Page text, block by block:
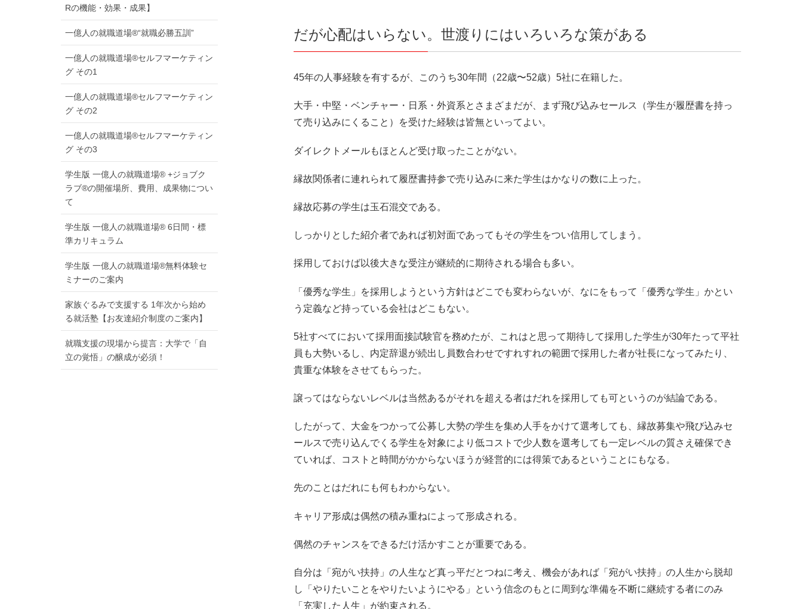
だが心配はいらない。世渡りにはいろいろな策がある
45年の人事経験を有するが、このうち30年間（22歳〜52歳）5社に在籍した。
大手・中堅・ベンチャー・日系・外資系とさまざまだが、まず飛び込みセールス（学生が履歴書を持っ
て売り込みにくること）を受けた経験は皆無といってよい。
ダイレクトメールもほとんど受け取ったことがない。
縁故関係者に連れられて履歴書持参で売り込みに来た学生はかなりの数に上った。
縁故応募の学生は玉石混交である。
しっかりとした紹介者であれば初対面であってもその学生をつい信用してしまう。
採用しておけば以後大きな受注が継続的に期待される場合も多い。
「優秀な学生」を採用しようという方針はどこでも変わらないが、なにをもって「優秀な学生」かとい
う定義など持っている会社はどこもない。
5社すべてにおいて採用面接試験官を務めたが、これはと思って期待して採用した学生が30年たって平社
員も大勢いるし、内定辞退が続出し員数合わせですれすれの範囲で採用した者が社長になってみたり、
貴重な体験をさせてもらった。
譲ってはならないレベルは当然あるがそれを超える者はだれを採用しても可というのが結論である。
したがって、大金をつかって公募し大勢の学生を集め人手をかけて選考しても、縁故募集や飛び込みセ
ールスで売り込んでくる学生を対象により低コストで少人数を選考しても一定レベルの質さえ確保でき
ていれば、コストと時間がかからないほうが経営的には得策であるということにもなる。
先のことはだれにも何もわからない。
キャリア形成は偶然の積み重ねによって形成される。
偶然のチャンスをできるだけ活かすことが重要である。
自分は「宛がい扶持」の人生など真っ平だとつねに考え、機会があれば「宛がい扶持」の人生から脱却
し「やりたいことをやりたいようにやる」という信念のもとに周到な準備を不断に継続する者にのみ
「充実した人生」が約束される。
Rの機能・効果・成果】
一億人の就職道場®“就職必勝五訓”
一億人の就職道場®セルフマーケティン
グ その1
一億人の就職道場®セルフマーケティン
グ その2
一億人の就職道場®セルフマーケティン
グ その3
学生版 一億人の就職道場® +ジョブク
ラブ®の開催場所、費用、成果物につい
て
学生版 一億人の就職道場® 6日間・標
準カリキュラム
学生版 一億人の就職道場®無料体験セ
ミナーのご案内
家族ぐるみで支援する 1年次から始め
る就活塾【お友達紹介制度のご案内】
就職支援の現場から提言：大学で「自
立の覚悟」の醸成が必須！